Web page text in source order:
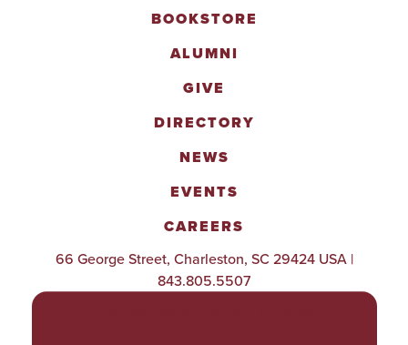
BOOKSTORE
ALUMNI
GIVE
DIRECTORY
NEWS
EVENTS
CAREERS
66 George Street, Charleston, SC 29424 USA |
843.805.5507